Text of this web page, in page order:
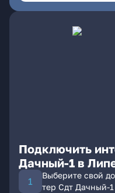
Подключить
Дачный-1 в
Выберите свой
тер Сдт Дачный-1